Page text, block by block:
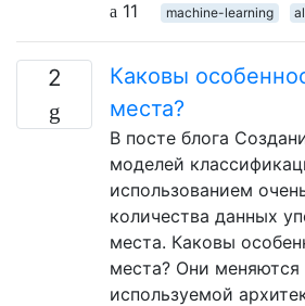
11
machine-learning
2
Каковы
места?
В посте блога
моделей
использованием
количества данных
места. Каковы
места? Они меняются
используемой